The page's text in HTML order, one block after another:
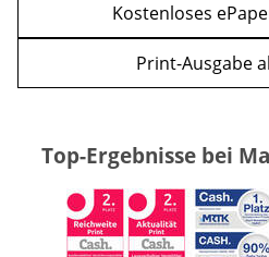
Kostenloses
Print-Ausgabe
Top-Ergebnisse bei